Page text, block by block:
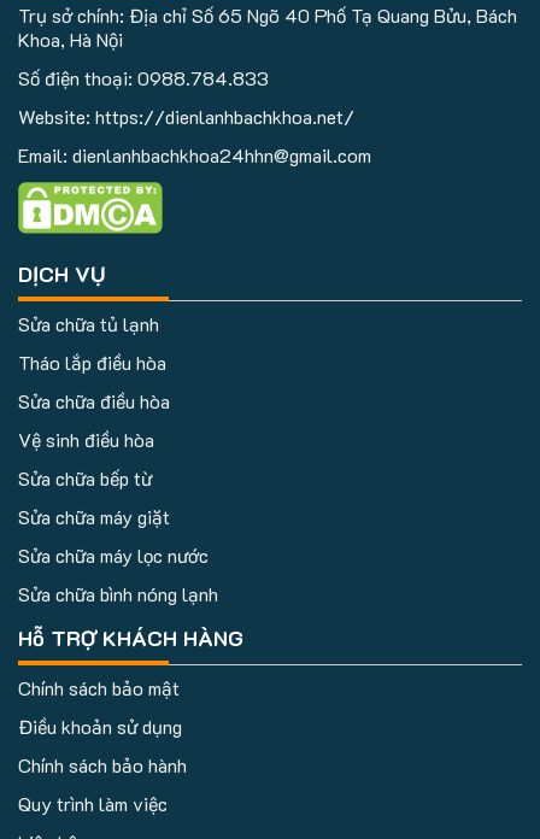
Trụ sở chính: Địa chỉ Số 65 Ngõ 40 Phố Tạ Quang Bửu, Bách
Khoa, Hà Nội
Số điện thoại: 0988.784.833
Website: https://dienlanhbachkhoa.net/
Email: dienlanhbachkhoa24hhn@gmail.com
DỊCH VỤ
Sửa chữa tủ lạnh
Tháo lắp điều hòa
Sửa chữa điều hòa
Vệ sinh điều hòa
Sửa chữa bếp từ
Sửa chữa máy giặt
Sửa chữa máy lọc nước
Sửa chữa bình nóng lạnh
Hỗ TRỢ KHÁCH HÀNG
Chính sách bảo mật
Điều khoản sử dụng
Chính sách bảo hành
Quy trình làm việc